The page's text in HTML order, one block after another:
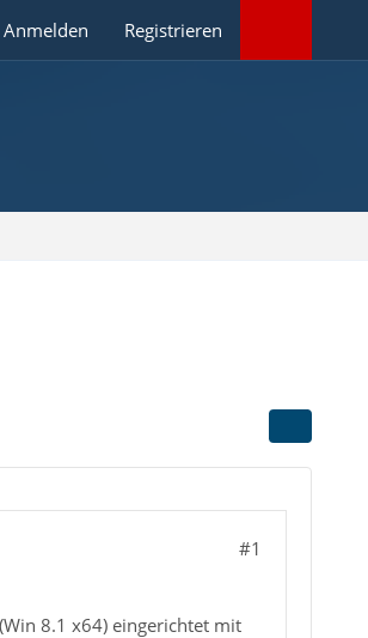
Anmelden Registrieren
#1
8.1 x64) eingerichtet mit